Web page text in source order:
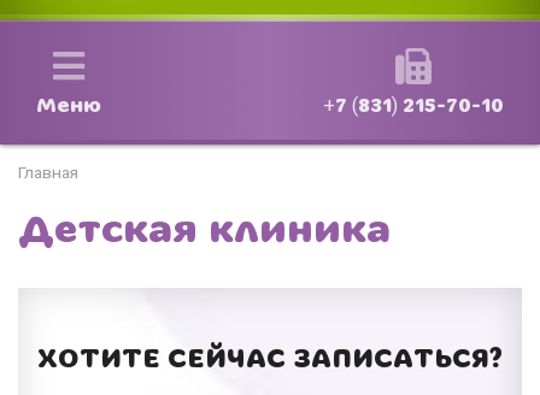
Меню +7 (831) 215-70-10
Главная
Детская клиника
ХОТИТЕ СЕЙЧАС ЗАПИСАТЬСЯ?